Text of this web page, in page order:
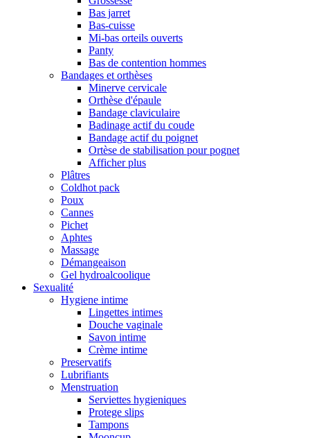
Bas jarret
Bas-cuisse
Mi-bas orteils ouverts
Panty
Bas de contention hommes
Bandages et orthèses
Minerve cervicale
Orthèse d'épaule
Bandage claviculaire
Badinage actif du coude
Bandage actif du poignet
Ortèse de stabilisation pour pognet
Afficher plus
Plâtres
Coldhot pack
Poux
Cannes
Pichet
Aphtes
Massage
Démangeaison
Gel hydroalcoolique
Sexualité
Hygiene intime
Lingettes intimes
Douche vaginale
Savon intime
Crème intime
Preservatifs
Lubrifiants
Menstruation
Serviettes hygieniques
Protege slips
Tampons